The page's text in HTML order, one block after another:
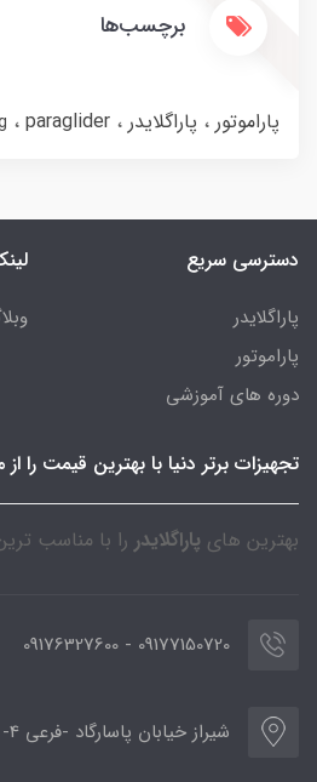
برچسب‌ها
پاراموتور پاراگلایدر paraglider
دسترسی سریع
پاراگلایدر
پاراموتور
دوره های آموزشی
تجهیزات برتر دنیا با بهترین قیمت را
بهترین های پاراگلایدر را با مناسب
09177150720 - 09176327600
شیراز خیابان پاسارگاد -فرعی 4- فروشگاه oxair